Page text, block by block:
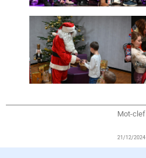
Mot-clef
21/12/2024